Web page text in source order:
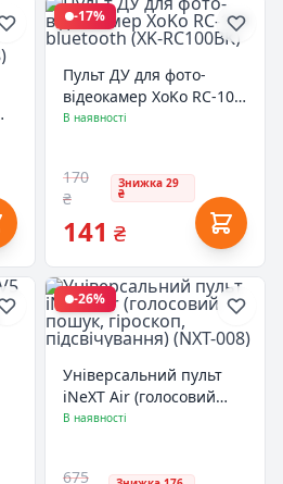
-17%
Пульт ДУ для фото-
відеокамер XoKo RC-100
bluetooth (XK-RC100BK)
В наявності
170
₴
Знижка 29
₴
141 ₴
-26%
Універсальний пульт
iNeXT Air (голосовий
пошук, гіроскоп,
В наявності
675